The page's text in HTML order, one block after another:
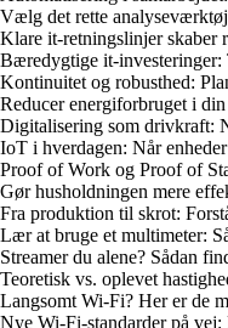
Vælg det rette
Klare it-retningslinjer skaber
Bæredygtige it-
Kontinuitet og robusthed:
Reducer energiforbruget i
Digitalisering som drivkraft:
IoT i hverdagen: Når
Proof of Work og Proof of
Gør husholdningen mere
Fra produktion til skrot:
Lær at bruge et multimeter:
Streamer du alene? Sådan
Teoretisk vs. oplevet
Langsomt Wi‑Fi? Her er de
Nye Wi‑Fi‑standarder på